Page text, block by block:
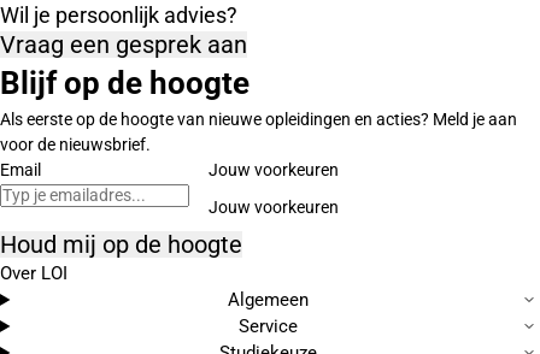
Wil je persoonlijk advies?
Vraag een gesprek aan
Blijf op de hoogte
Als eerste op de hoogte van nieuwe opleidingen en acties? Meld je aan
voor de nieuwsbrief.
Email
Jouw voorkeuren
Houd mij op de hoogte
Over LOI
Algemeen
Service